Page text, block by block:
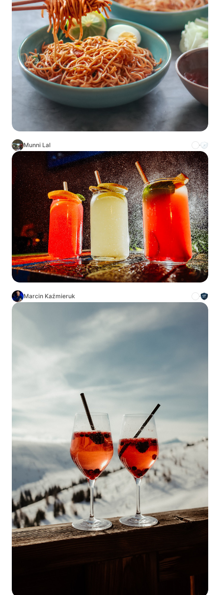
Munni Lal
Marcin Kaźmieruk